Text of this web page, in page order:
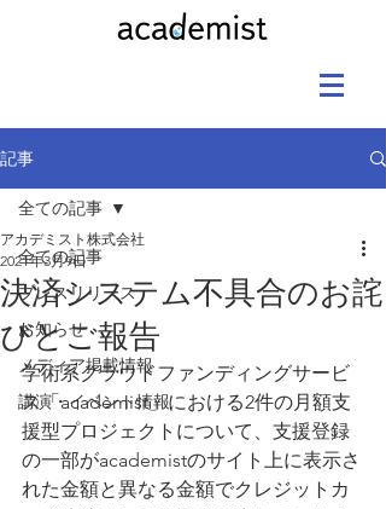
記事
全ての記事
プレスリリース
お知らせ
メディア掲載情報
講演・イベント情報
全ての記事
決済システム不具合のお詫
びとご報告
アカデミスト株式会社
2021年3月9日
学術系クラウドファンディングサービ
ス「academist」における2件の月額支
援型プロジェクトについて、支援登録
の一部がacademistのサイト上に表示さ
れた金額と異なる金額でクレジットカ